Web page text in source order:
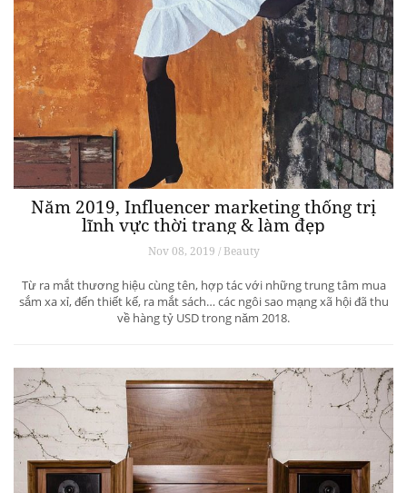
Năm 2019, Influencer marketing thống trị
lĩnh vực thời trang & làm đẹp
Nov 08, 2019 / Beauty
Từ ra mắt thương hiệu cùng tên, hợp tác với những trung tâm mua
sắm xa xỉ, đến thiết kế, ra mắt sách… các ngôi sao mạng xã hội đã thu
về hàng tỷ USD trong năm 2018.